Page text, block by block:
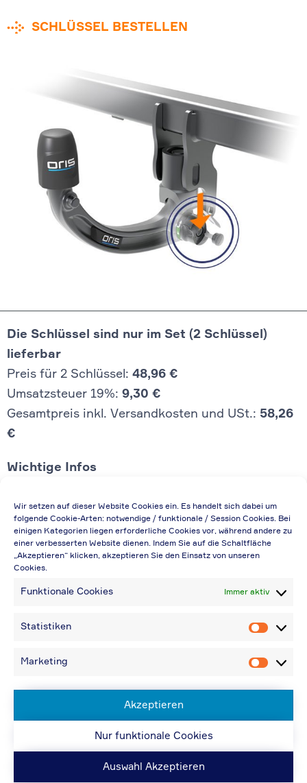
Wir setzen auf dieser Website Cookies ein. Es handelt sich dabei um
folgende Cookie-Arten: notwendige / funktionale / Session Cookies. Bei
einigen Kategorien liegen erforderliche Cookies vor, während andere zu
einer verbesserten Website dienen. Indem Sie auf die Schaltfläche
„Akzeptieren“ klicken, akzeptieren Sie den Einsatz von unseren
Cookies.
Funktionale Cookies Immer aktiv
Statistiken
Marketing
Akzeptieren
Nur funktionale Cookies
Auswahl Akzeptieren
SCHLÜSSEL BESTELLEN
Die Schlüssel sind nur im Set (2 Schlüssel)
lieferbar
Preis für 2 Schlüssel: 48,96 €
Umsatzsteuer 19%: 9,30 €
Gesamtpreis inkl. Versandkosten und USt.: 58,26
€
Wichtige Infos
Die Preisangabe gilt auch für
Handelsbetriebe (Netto-Preis, ohne
Rabattabzug)
Falls durch Falschangaben im Bestellformular
Bei Rückfragen können Sie uns über die E-
Bei Angabe von USt-IdNr und Bestellungen
| Website: ORIS